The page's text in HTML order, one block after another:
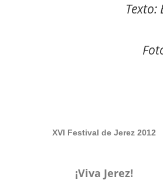
Texto:
XVI Festival de Jerez 2012
¡Viva Jerez!